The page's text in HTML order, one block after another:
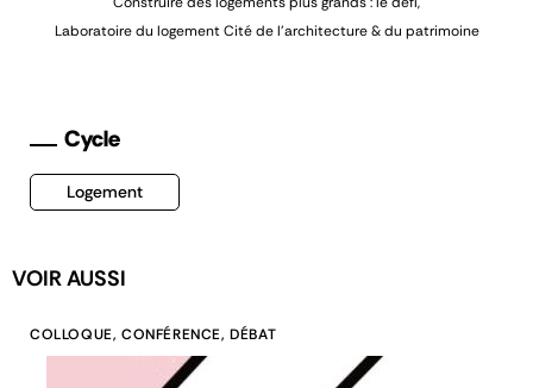
Laboratoire du logement Cité de l'architecture & du patrimoine
Cycle
Logement
VOIR AUSSI
COLLOQUE, CONFÉRENCE, DÉBAT